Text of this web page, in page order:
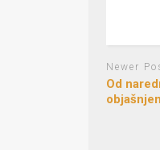
Newer
Od